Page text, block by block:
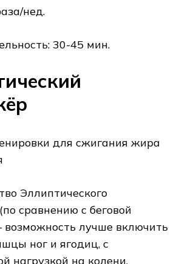
нед.
30-45 мин.
Эллиптического
сравнению с беговой
возможность лучше включить
ног и ягодиц, с
нагрузкой на колени.